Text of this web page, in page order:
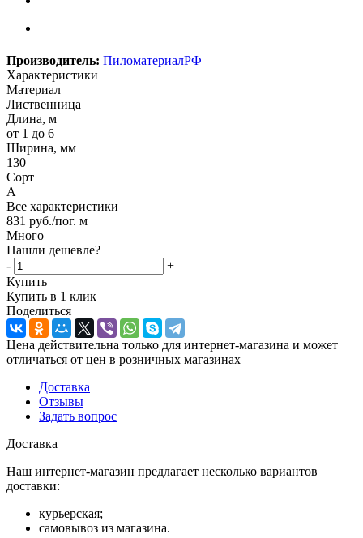
Производитель: ПиломатериалРФ
Характеристики
Материал
Лиственница
Длина, м
от 1 до 6
Ширина, мм
130
Сорт
А
Все характеристики
831 руб./пог. м
Много
Нашли дешевле?
-
+
Купить
Купить в 1 клик
Поделиться
Цена действительна только для интернет-магазина и может
отличаться от цен в розничных магазинах
Доставка
Отзывы
Задать вопрос
Доставка
Наш интернет-магазин предлагает несколько вариантов
доставки:
курьерская;
самовывоз из магазина.